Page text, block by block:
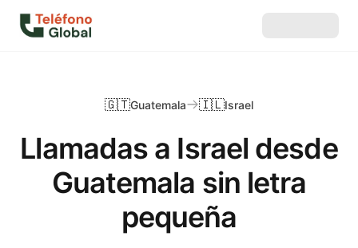
Llamadas a Israel desde
Guatemala sin letra
pequeña
🇬🇹Guatemala 🇮🇱Israel